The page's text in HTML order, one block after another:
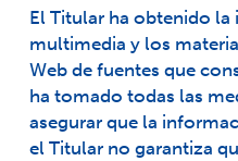
El Titular ha obtenido
multimedia y los
Web de fuentes que
ha tomado todas las
asegurar que la
el Titular no garantiza